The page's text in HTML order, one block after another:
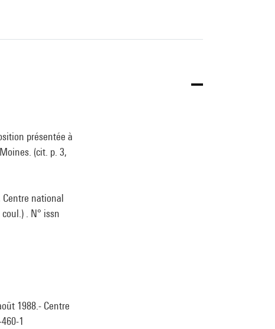
présentée à
(cit. p. 3,
Centre national
. N° issn
1988.- Centre
1